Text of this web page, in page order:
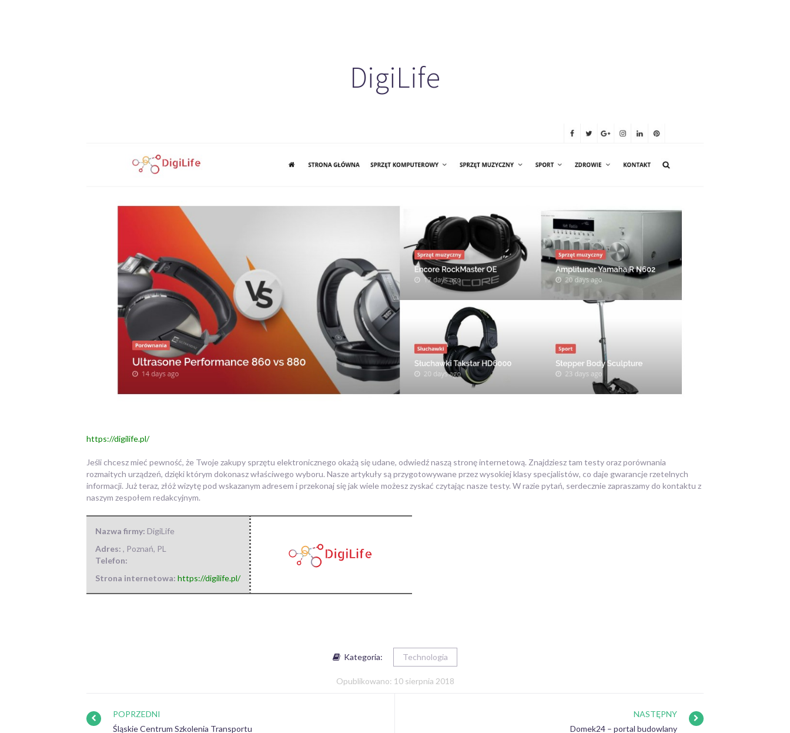
DigiLife
https://digilife.pl/
Jeśli chcesz mieć pewność, że Twoje zakupy sprzętu elektronicznego okażą się udane, odwiedź naszą stronę internetową. Znajdziesz tam testy oraz porównania
rozmaitych urządzeń, dzięki którym dokonasz właściwego wyboru. Nasze artykuły są przygotowywane przez wysokiej klasy specjalistów, co daje gwarancje rzetelnych
informacji. Już teraz, złóż wizytę pod wskazanym adresem i przekonaj się jak wiele możesz zyskać czytając nasze testy. W razie pytań, serdecznie zapraszamy do kontaktu z
naszym zespołem redakcyjnym.
Nazwa firmy: DigiLife
Adres: , Poznań, PL
Telefon:
Strona internetowa: https://digilife.pl/
Kategoria: Technologia
Opublikowano: 10 sierpnia 2018
POPRZEDNI
Śląskie Centrum Szkolenia Transportu
NASTĘPNY
Domek24 – portal budowlany